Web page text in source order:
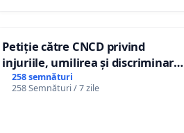
Petiție către CNCD privind
injuriile, umilirea și discriminarea
persoanelor cu dizabilități de
către utilizatorul TikTok „Gorici”
258 semnături
258 Semnături / 7 zile